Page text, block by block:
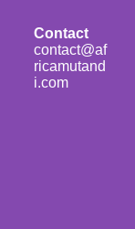
Contact
contact@af
ricamutand
i.com